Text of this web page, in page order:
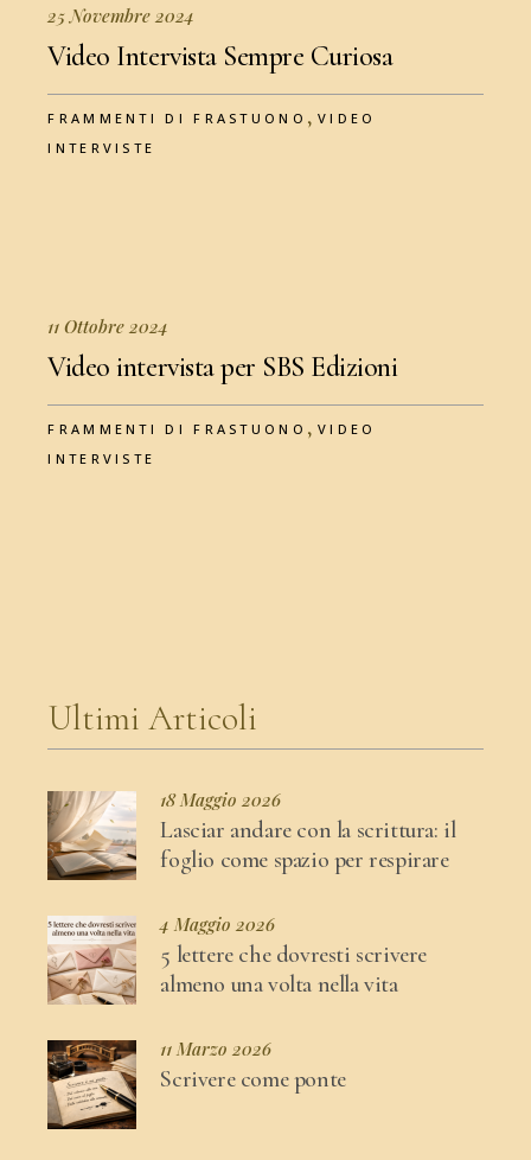
25 Novembre 2024
Video Intervista Sempre Curiosa
FRAMMENTI DI FRASTUONO , VIDEO
INTERVISTE
11 Ottobre 2024
Video intervista per SBS Edizioni
FRAMMENTI DI FRASTUONO , VIDEO
INTERVISTE
Ultimi Articoli
18 Maggio 2026
Lasciar andare con la scrittura: il
foglio come spazio per respirare
4 Maggio 2026
5 lettere che dovresti scrivere
almeno una volta nella vita
11 Marzo 2026
Scrivere come ponte